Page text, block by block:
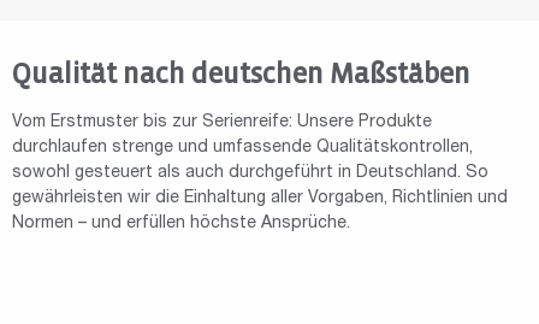
Qualität nach deutschen Maßstäben
Vom Erstmuster bis zur Serienreife: Unsere Produkte
durchlaufen strenge und umfassende Qualitätskontrollen,
sowohl gesteuert als auch durchgeführt in Deutschland. So
gewährleisten wir die Einhaltung aller Vorgaben, Richtlinien und
Normen – und erfüllen höchste Ansprüche.